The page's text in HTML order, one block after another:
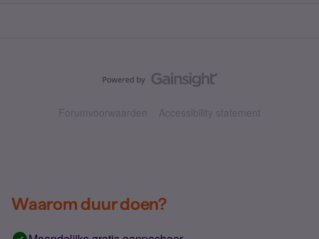
Forumvoorwaarden Accessibility statement
Waarom duur doen?